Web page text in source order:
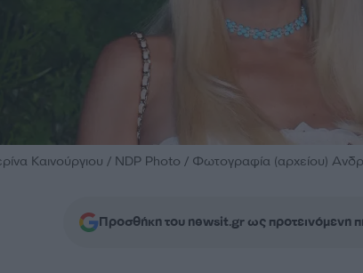
Καινούργιου / NDP Photo / Φωτογραφία (αρχείου)
Προσθήκη του newsit.gr ως προτεινόμενη